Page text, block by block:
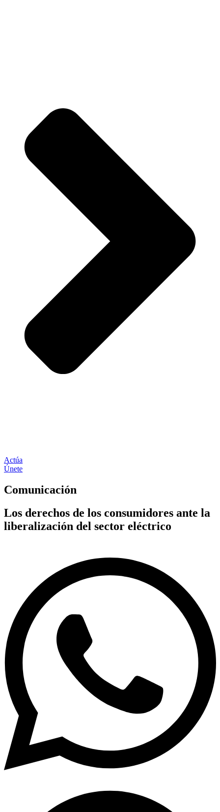
Actúa
Únete
Comunicación
Los derechos de los consumidores ante la
liberalización del sector eléctrico